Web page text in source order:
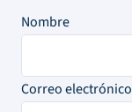
Nombre
Correo electrónico